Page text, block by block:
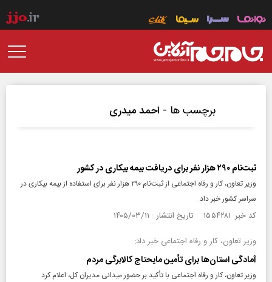
برچسب ها - احمد میدری
ثبت‌نام ۲۹۰ هزار نفر برای دریافت بیمه بیکاری در کشور
وزیر تعاون، کار و رفاه اجتماعی از ثبت‌نام ۲۹۰ هزار نفر برای استفاده از بیمه بیکاری در
سراسر کشور خبر داد.
کد خبر: ۱۵۵۴۲۸۱ تاریخ انتشار : ۱۴۰۵/۰۳/۱۱
وزیر تعاون، کار و رفاه اجتماعی خبر داد:
آمادگی استان‌ها برای تأمین مایحتاج کالابرگی مردم
وزیر تعاون، کار و رفاه اجتماعی با تأکید بر حضور میدانی مدیران کل، اعلام کرد